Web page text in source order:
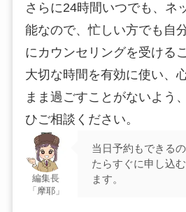
さらに24時間いつでも、ネ
能なので、忙しい方でも自
にカウンセリングを受ける
大切な時間を有効に使い、
まま過ごすことがないよう
ひご相談ください。
編集長
「摩耶」
当日予約もできる
たらすぐに申し込
ます。